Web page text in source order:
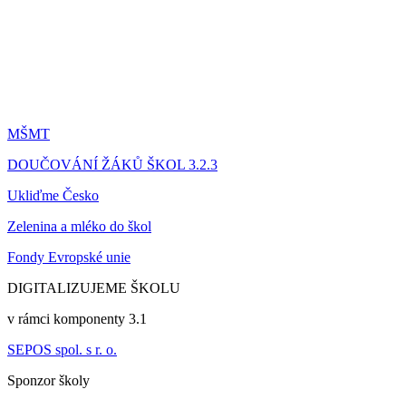
MŠMT
DOUČOVÁNÍ ŽÁKŮ ŠKOL 3.2.3
Ukliďme Česko
Zelenina a mléko do škol
Fondy Evropské unie
DIGITALIZUJEME ŠKOLU
v rámci komponenty 3.1
SEPOS spol. s r. o.
Sponzor školy